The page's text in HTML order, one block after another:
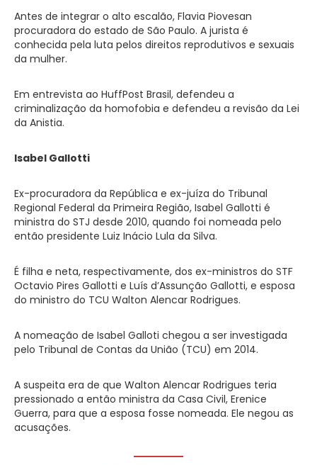
Antes de integrar o alto escalão, Flavia Piovesan
procuradora do estado de São Paulo. A jurista é
conhecida pela luta pelos direitos reprodutivos e sexuais
da mulher.
Em entrevista ao HuffPost Brasil, defendeu a
criminalização da homofobia e defendeu a revisão da Lei
da Anistia.
Isabel Gallotti
Ex-procuradora da República e ex-juíza do Tribunal
Regional Federal da Primeira Região, Isabel Gallotti é
ministra do STJ desde 2010, quando foi nomeada pelo
então presidente Luiz Inácio Lula da Silva.
É filha e neta, respectivamente, dos ex-ministros do STF
Octavio Pires Gallotti e Luís d’Assunção Gallotti, e esposa
do ministro do TCU Walton Alencar Rodrigues.
A nomeação de Isabel Galloti chegou a ser investigada
pelo Tribunal de Contas da União (TCU) em 2014.
A suspeita era de que Walton Alencar Rodrigues teria
pressionado a então ministra da Casa Civil, Erenice
Guerra, para que a esposa fosse nomeada. Ele negou as
acusações.